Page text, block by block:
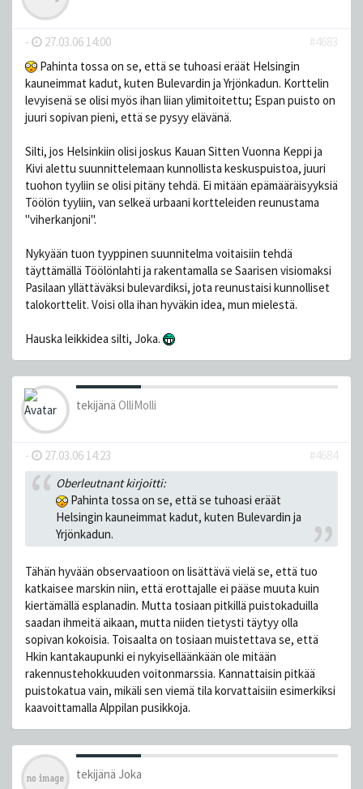
- 27.03.06 14:00
#4683
Pahinta tossa on se, että se tuhoasi eräät Helsingin
kauneimmat kadut, kuten Bulevardin ja Yrjönkadun. Korttelin
levyisenä se olisi myös ihan liian ylimitoitettu; Espan puisto on
juuri sopivan pieni, että se pysyy elävänä.
Silti, jos Helsinkiin olisi joskus Kauan Sitten Vuonna Keppi ja
Kivi alettu suunnittelemaan kunnollista keskuspuistoa, juuri
tuohon tyyliin se olisi pitäny tehdä. Ei mitään epämääräisyyksiä
Töölön tyyliin, van selkeä urbaani kortteleiden reunustama
"viherkanjoni".
Nykyään tuon tyyppinen suunnitelma voitaisiin tehdä
täyttämällä Töölönlahti ja rakentamalla se Saarisen visiomaksi
Pasilaan yllättäväksi bulevardiksi, jota reunustaisi kunnolliset
talokorttelit. Voisi olla ihan hyväkin idea, mun mielestä.
Hauska leikkidea silti, Joka.
tekijänä OlliMolli
- 27.03.06 14:23
#4684
Oberleutnant kirjoitti:
Pahinta tossa on se, että se tuhoasi eräät
Helsingin kauneimmat kadut, kuten Bulevardin ja
Yrjönkadun.
Tähän hyvään observaatioon on lisättävä vielä se, että tuo
katkaisee marskin niin, että erottajalle ei pääse muuta kuin
kiertämällä esplanadin. Mutta tosiaan pitkillä puistokaduilla
saadan ihmeitä aikaan, mutta niiden tietysti täytyy olla
sopivan kokoisia. Toisaalta on tosiaan muistettava se, että
Hkin kantakaupunki ei nykyiselläänkään ole mitään
rakennustehokkuuden voitonmarssia. Kannattaisin pitkää
puistokatua vain, mikäli sen viemä tila korvattaisiin esimerkiksi
kaavoittamalla Alppilan pusikkoja.
tekijänä Joka